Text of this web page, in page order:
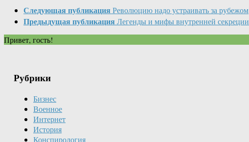
Следующая публикация Революцию надо устраивать за рубежом
Предыдущая публикация Легенды и мифы внутренней секреции
Привет, гость!
Рубрики
Бизнес
Военное
Интернет
История
Конспирология